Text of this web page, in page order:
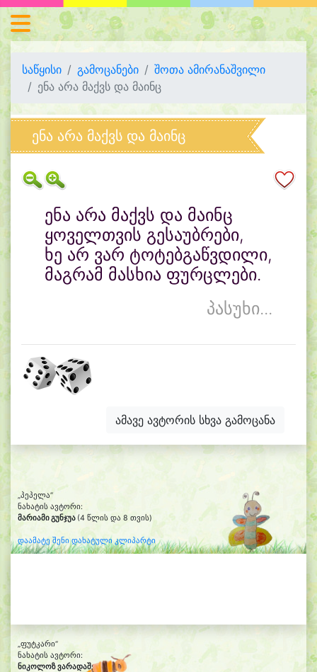
საწყისი გამოცანები
შოთა ამირანაშვილი
ენა არა მაქვს და მაინც
ენა არა მაქვს და მაინც
ენა არა მაქვს და მაინც
ყოველთვის გესაუბრები,
ხე არ ვარ ტოტებგაწვდილი,
მაგრამ მასხია ფურცლები.
პასუხი...
ამავე ავტორის სხვა გამოცანა
„პეპელა“
ნახატის ავტორი:
მარიამი გუნჯუა (4 წლის და 8 თვის)
დაამატე შენი დახატული კლიპარტი
„ფუტკარი“
ნახატის ავტორი:
ნიკოლოზ ვარადაშვილი(7)